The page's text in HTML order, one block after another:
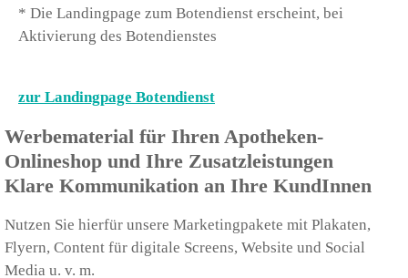
* Die Landingpage zum Botendienst erscheint, bei
Aktivierung des Botendienstes
zur Landingpage Botendienst
Werbematerial für Ihren Apotheken-
Onlineshop und Ihre Zusatzleistungen
Klare Kommunikation an Ihre KundInnen
Nutzen Sie hierfür unsere Marketingpakete mit Plakaten,
Flyern, Content für digitale Screens, Website und Social
Media u. v. m.